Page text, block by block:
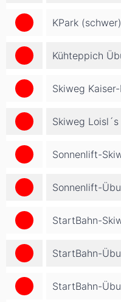
KPark (schwer)
Kühteppich
Skiweg
Skiweg
Sonnenlift-
Sonnenlift-
StartBahn-
StartBahn-
StartBahn-